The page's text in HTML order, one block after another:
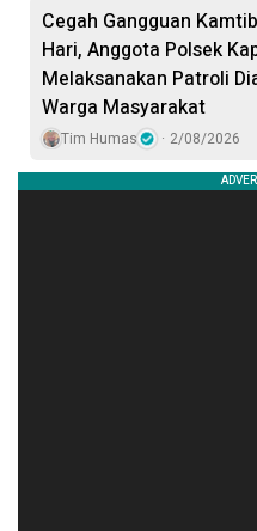
Cegah Gangguan
Hari, Anggota Polsek
Melaksanakan Patroli
Warga Masyarakat
Tim Humas 2/08/2026